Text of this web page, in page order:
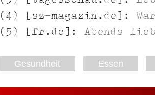
(4) [sz-magazin.de]:
(5) [fr.de]: Abends
Gesundheit Essen